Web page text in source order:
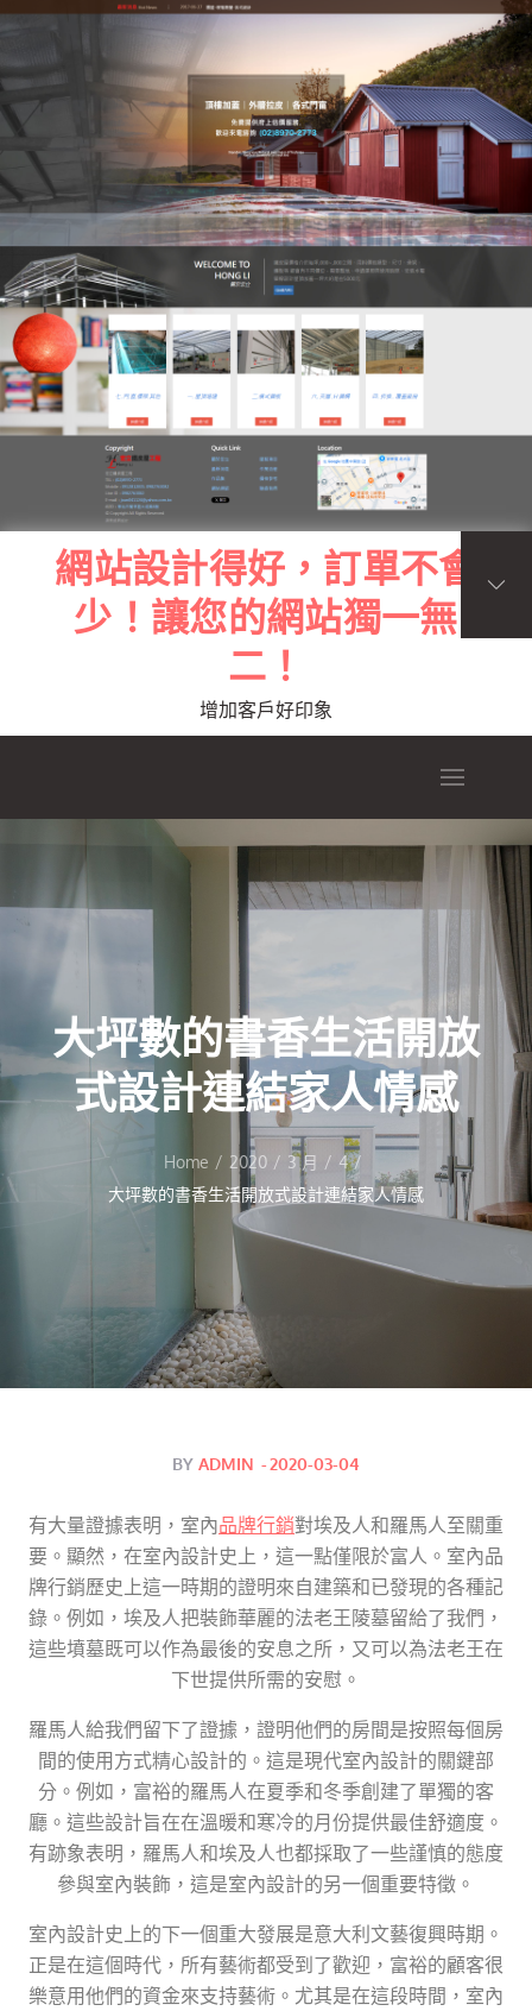
Skip
to
content
網站設計得好，訂單不會
少！讓您的網站獨一無
二！
增加客戶好印象
大坪數的書香生活開放
式設計連結家人情感
Home 2020 3 月
4
大坪數的書香生活開放式設計連結家人情感
BY ADMIN Posted
2020-03-04
有大量證據表明，室內品牌行銷對埃及人和羅馬人至關重
要。顯然，在室內設計史上，這一點僅限於富人。室內品
牌行銷歷史上這一時期的證明來自建築和已發現的各種記
錄。例如，埃及人把裝飾華麗的法老王陵墓留給了我們，
這些墳墓既可以作為最後的安息之所，又可以為法老王在
下世提供所需的安慰。
羅馬人給我們留下了證據，證明他們的房間是按照每個房
間的使用方式精心設計的。這是現代室內設計的關鍵部
分。例如，富裕的羅馬人在夏季和冬季創建了單獨的客
廳。這些設計旨在在溫暖和寒冷的月份提供最佳舒適度。
有跡象表明，羅馬人和埃及人也都採取了一些謹慎的態度
參與室內裝飾，這是室內設計的另一個重要特徵。
室內設計史上的下一個重大發展是意大利文藝復興時期。
正是在這個時代，所有藝術都受到了歡迎，富裕的顧客很
樂意用他們的資金來支持藝術。尤其是在這段時間，室內